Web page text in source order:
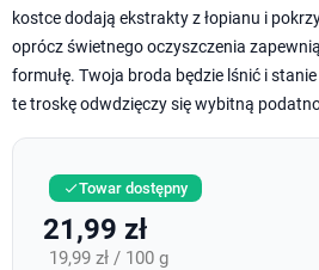
kostce dodają ekstrakty z łopianu i
oprócz świetnego oczyszczenia
formułę. Twoja broda będzie lśnić i
te troskę odwdzięczy się wybitną
Towar dostępny
21,99 zł
19,99 zł / 100 g